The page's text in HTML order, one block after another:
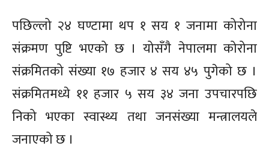
पछिल्लो २४ घण्टामा थप १ सय १ जनामा कोरोना
संक्रमण पुष्टि भएको छ । योसँगै नेपालमा कोरोना
संक्रमितको संख्या १७ हजार ४ सय ४५ पुगेको छ ।
संक्रमितमध्ये ११ हजार ५ सय ३४ जना उपचारपछि
निको भएका स्वास्थ्य तथा जनसंख्या मन्त्रालयले
जनाएको छ ।